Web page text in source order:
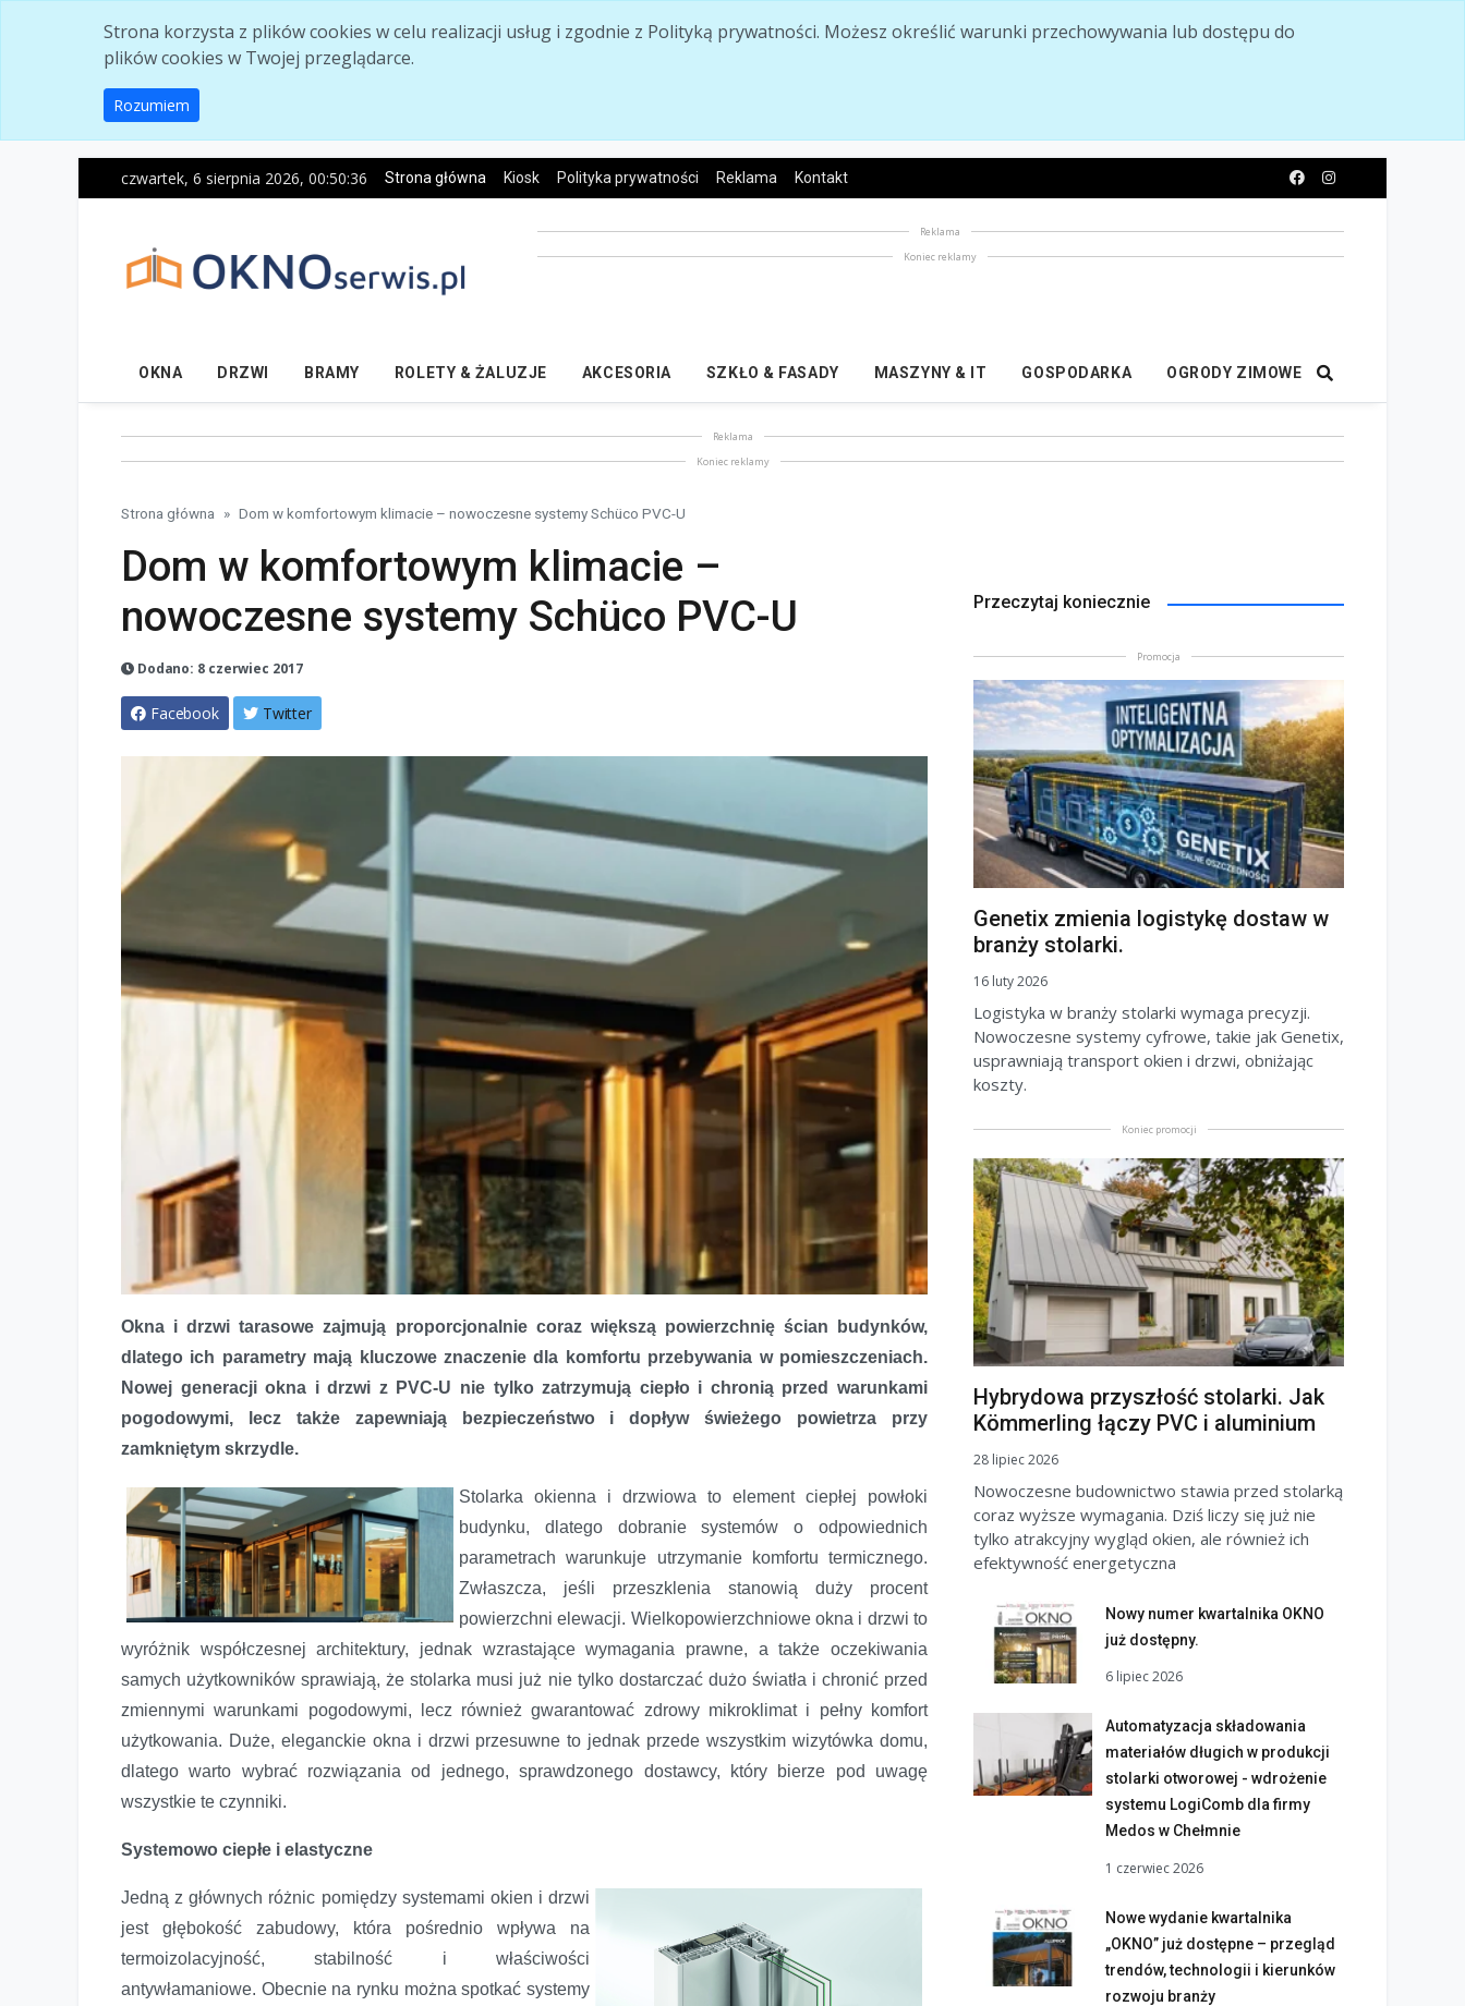
Strona korzysta z plików cookies w celu realizacji usług i zgodnie z Polityką prywatności. Możesz określić warunki przechowywania lub dostępu do
plików cookies w Twojej przeglądarce.
Rozumiem
czwartek, 6 sierpnia 2026, 00:50:37 Strona główna Kiosk Polityka prywatności Reklama Kontakt
Reklama
Koniec reklamy
OKNA DRZWI BRAMY ROLETY & ŻALUZJE AKCESORIA SZKŁO & FASADY MASZYNY & IT GOSPODARKA OGRODY ZIMOWE
Reklama
Koniec reklamy
Strona główna Dom w komfortowym klimacie – nowoczesne systemy Schüco PVC-U
Dom w komfortowym klimacie –
nowoczesne systemy Schüco PVC-U
Dodano: 8 czerwiec 2017
Facebook Twitter
Dom w komfortowym klimacie – nowoczesne systemy Schüco PVC-U
Okna i drzwi tarasowe zajmują proporcjonalnie coraz większą powierzchnię ścian budynków,
dlatego ich parametry mają kluczowe znaczenie dla komfortu przebywania w pomieszczeniach.
Nowej generacji okna i drzwi z PVC-U nie tylko zatrzymują ciepło i chronią przed warunkami
pogodowymi, lecz także zapewniają bezpieczeństwo i dopływ świeżego powietrza przy
zamkniętym skrzydle.
Stolarka okienna i drzwiowa to element ciepłej powłoki
budynku, dlatego dobranie systemów o odpowiednich
parametrach warunkuje utrzymanie komfortu termicznego.
Zwłaszcza, jeśli przeszklenia stanowią duży procent
powierzchni elewacji. Wielkopowierzchniowe okna i drzwi to
wyróżnik współczesnej architektury, jednak wzrastające wymagania prawne, a także oczekiwania
samych użytkowników sprawiają, że stolarka musi już nie tylko dostarczać dużo światła i chronić przed
zmiennymi warunkami pogodowymi, lecz również gwarantować zdrowy mikroklimat i pełny komfort
użytkowania. Duże, eleganckie okna i drzwi przesuwne to jednak przede wszystkim wizytówka domu,
dlatego warto wybrać rozwiązania od jednego, sprawdzonego dostawcy, który bierze pod uwagę
wszystkie te czynniki.
Systemowo ciepłe i elastyczne
Jedną z głównych różnic pomiędzy systemami okien i drzwi
jest głębokość zabudowy, która pośrednio wpływa na
termoizolacyjność, stabilność i właściwości
antywłamaniowe. Obecnie na rynku można spotkać systemy
Przeczytaj koniecznie
Promocja
Genetix zmienia logistykę dostaw w
branży stolarki.
16 luty 2026
Logistyka w branży stolarki wymaga precyzji.
Nowoczesne systemy cyfrowe, takie jak Genetix,
usprawniają transport okien i drzwi, obniżając
koszty.
Koniec promocji
Hybrydowa przyszłość stolarki. Jak
Kömmerling łączy PVC i aluminium
28 lipiec 2026
Nowoczesne budownictwo stawia przed stolarką
coraz wyższe wymagania. Dziś liczy się już nie
tylko atrakcyjny wygląd okien, ale również ich
efektywność energetyczna
Nowy numer kwartalnika OKNO
już dostępny.
6 lipiec 2026
Automatyzacja składowania
materiałów długich w produkcji
stolarki otworowej - wdrożenie
systemu LogiComb dla firmy
Medos w Chełmnie
1 czerwiec 2026
Nowe wydanie kwartalnika
„OKNO” już dostępne – przegląd
trendów, technologii i kierunków
rozwoju branży